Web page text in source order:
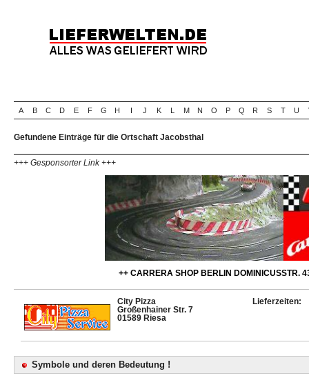
A B C D E F G H I J K L M N O P Q R S T U
Gefundene Einträge für die Ortschaft Jacobsthal
+++ Gesponsorter Link +++
++ CARRERA SHOP BERLIN DOMINICUSSTR.
City Pizza
Großenhainer Str. 7
01589 Riesa
Lieferzeiten:
Symbole und deren Bedeutung !